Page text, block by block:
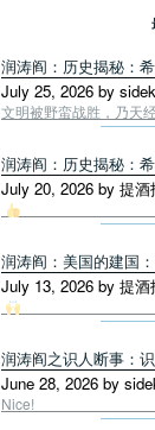
润涛阎：历史揭秘：
July 25, 2026 by
文明被野蛮战胜，乃天
润涛阎：历史揭秘：
July 20, 2026 by 提酒
润涛阎：美国的建国
July 13, 2026 by 提酒
润涛阎之识人断事：
June 28, 2026 by
Nice!